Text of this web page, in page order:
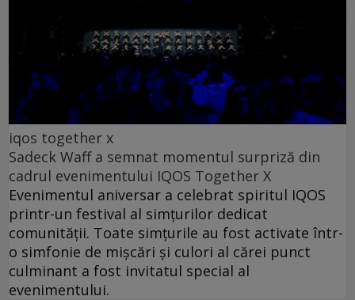
iqos together x
Sadeck Waff a semnat momentul surpriză din
cadrul evenimentului IQOS Together X
Evenimentul aniversar a celebrat spiritul IQOS
printr-un festival al simțurilor dedicat
comunității. Toate simțurile au fost activate într-
o simfonie de mișcări și culori al cărei punct
culminant a fost invitatul special al
evenimentului.